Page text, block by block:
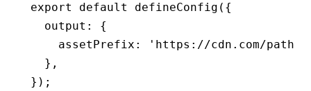
export default defineConfig ({
  output
:
{
    assetPrefix
: 'https://cdn.com/path/'
  }
,
});